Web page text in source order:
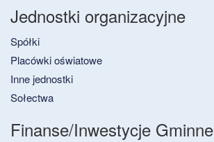
Jednostki organizacyjne
Spółki
Placówki oświatowe
Inne jednostki
Sołectwa
Finanse/Inwestycje Gminne